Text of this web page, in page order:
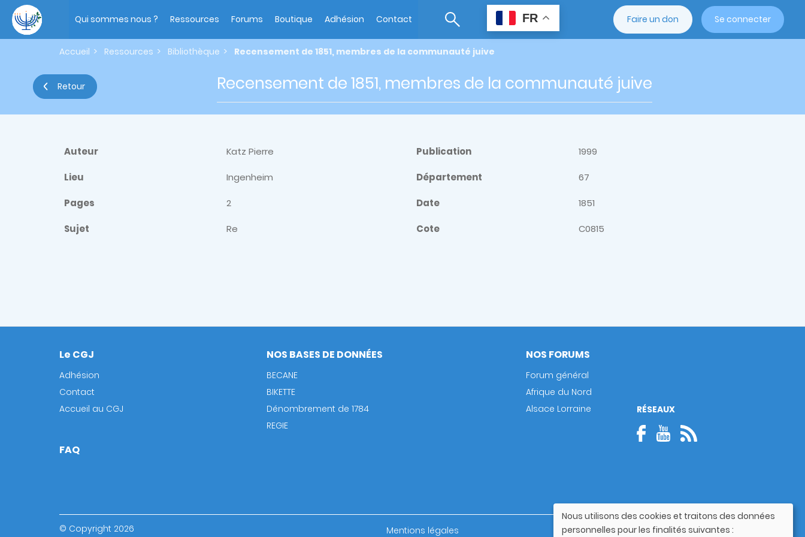
contenu
principal
navigation
Qui sommes nous ? Ressources Forums Boutique Adhésion Contact FR Faire un don Se connecter
Accueil Ressources Bibliothèque Recensement de 1851, membres de la communauté juive
Retour Recensement de 1851, membres de la communauté juive
Auteur Katz Pierre Publication 1999
Lieu Ingenheim Département 67
Pages 2 Date 1851
Sujet Re Cote C0815
Footer
Le CGJ
Adhésion
Contact
Accueil au CGJ
NOS BASES DE DONNÉES
BECANE
BIKETTE
Dénombrement de 1784
REGIE
NOS FORUMS
Forum général
Afrique du Nord
Alsace Lorraine
FAQ
RÉSEAUX
© Copyright 2026
bottom
Mentions légales Guide utilisateur
Utilisation
Nous utilisons des cookies et traitons des données
personnelles pour les finalités suivantes :